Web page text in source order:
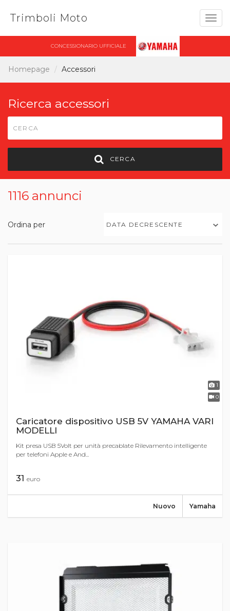
Trimboli Moto
CONCESSIONARIO UFFICIALE
Homepage Accessori
Ricerca accessori
CERCA
1116 annunci
Ordina per DATA DECRESCENTE
1
0
Caricatore dispositivo USB 5V YAMAHA VARI
MODELLI
Kit presa USB 5Volt per unità precablate Rilevamento intelligente
per telefoni Apple e And...
31 euro
Yamaha
Nuovo